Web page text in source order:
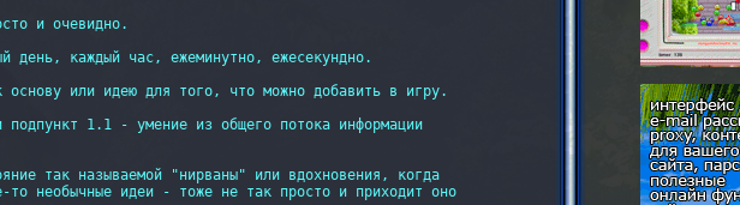
и очевидно.
день, каждый час, ежеминутно, ежесекундно.
основу или идею для того, что можно добавить в игру.
1.1 - умение из общего потока информации
так называемой "нирваны" или вдохновения, когда
то необычные идеи - тоже не так просто и приходит оно